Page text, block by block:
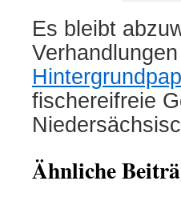
Es bleibt
fischereifreie
Ähnliche